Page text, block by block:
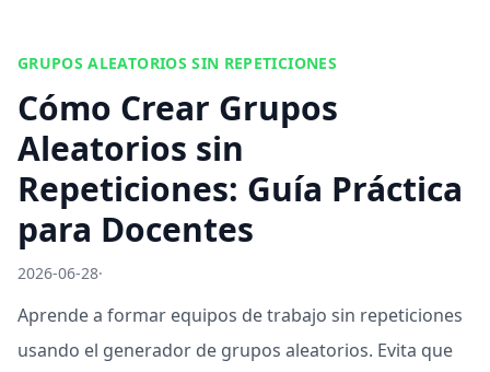
GRUPOS ALEATORIOS SIN REPETICIONES
Cómo Crear Grupos
Aleatorios sin
Repeticiones: Guía Práctica
para Docentes
2026-06-28·
Aprende a formar equipos de trabajo sin repeticiones
usando el generador de grupos aleatorios. Evita que